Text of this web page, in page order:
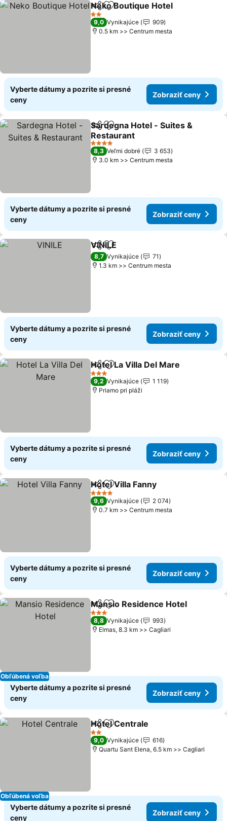
ZdieľaťPridať do obľúbených
Neko Boutique Hotel
2 Počet hviezdičiek
9,0 Vynikajúce
909
0.5 km >> Centrum mesta
Vyberte dátumy a pozrite si presné
ceny
Zobraziť ceny
ZdieľaťPridať do obľúbených
Sardegna Hotel - Suites &
Restaurant
4 Počet hviezdičiek
8,3 Veľmi dobré
3 653
3.0 km >> Centrum mesta
Vyberte dátumy a pozrite si presné
ceny
Zobraziť ceny
ZdieľaťPridať do obľúbených
VINILE
8,7 Vynikajúce
71
1.3 km >> Centrum mesta
Vyberte dátumy a pozrite si presné
ceny
Zobraziť ceny
ZdieľaťPridať do obľúbených
Hotel La Villa Del Mare
3 Počet hviezdičiek
9,2 Vynikajúce
1 119
Priamo pri pláži
Vyberte dátumy a pozrite si presné
ceny
Zobraziť ceny
ZdieľaťPridať do obľúbených
Hotel Villa Fanny
4 Počet hviezdičiek
9,6 Vynikajúce
2 074
0.7 km >> Centrum mesta
Vyberte dátumy a pozrite si presné
ceny
Zobraziť ceny
Obľúbená voľba
ZdieľaťPridať do obľúbených
Mansio Residence Hotel
3 Počet hviezdičiek
8,8 Vynikajúce
993
Elmas, 8.3 km >> Cagliari
Vyberte dátumy a pozrite si presné
ceny
Zobraziť ceny
Obľúbená voľba
ZdieľaťPridať do obľúbených
Hotel Centrale
2 Počet hviezdičiek
9,0 Vynikajúce
616
Quartu Sant Elena, 6.5 km >> Cagliari
Vyberte dátumy a pozrite si presné
ceny
Zobraziť ceny